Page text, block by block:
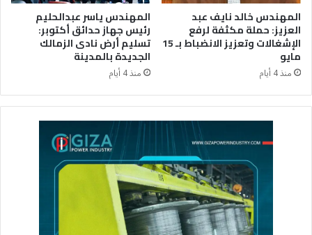
المهندس خالد نايف عبد
العزيز: حملة مكثفة لرفع
الإشغالات وتعزيز الانضباط بـ 15
مايو
منذ 4 أيام
المهندس ياسر عبدالحليم
رئيس جهاز حدائق أكتوبر:
تسليم أرض نادى الزمالك
الجديدة بالمدينة
منذ 4 أيام